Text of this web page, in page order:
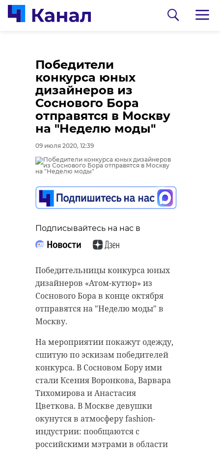
Победители
конкурса юных
дизайнеров из
Соснового Бора
отправятся в Москву
на "Неделю моды"
09 июля 2020, 12:39
Подписывайтесь на нас в
Победительницы конкурса юных
дизайнеров «Атом-кутюр» из
Соснового Бора в конце октября
отправятся на "Неделю моды" в
Москву.
На мероприятии покажут одежду,
сшитую по эскизам победителей
конкурса. В Сосновом Бору ими
стали Ксения Воронкова, Варвара
Тихомирова и Анастасия
Цветкова. В Москве девушки
окунутся в атмосферу fashion-
индустрии: пообщаются с
российскими мэтрами в области
0:00 / 0:00
В Гатчинском районе
добровольцы
“особняк с
привидениями” XIX
18 августа 2020, 16:53
Подписывайтесь на нас в
Сейчас расчищают рамы, снимают
старый слой краски.
Реставрируют уникальные
витражи в морском стиле.
Впереди шпаклевка дома,
утепление пенькой,
антибиологическая и
0:00 / 0:00
Сосновоборец
разгадал тайну
старинном кладбище
и узнал много нового
11 февраля 2020, 14:59
Подписывайтесь на нас в
Руслан Семенченко мечтает,
чтобы историки-профессионалы
больше узнали о жизни Анны. В
этом году бельгийские архивы
рассекретят документы 100-
летней давности и, может тогда,
удастся узнать, какой была жизнь